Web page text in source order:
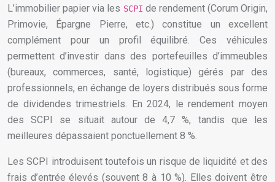
L’immobilier papier via les SCPI de rendement (Corum Origin,
Primovie, Épargne Pierre, etc.) constitue un excellent
complément pour un profil équilibré. Ces véhicules
permettent d’investir dans des portefeuilles d’immeubles
(bureaux, commerces, santé, logistique) gérés par des
professionnels, en échange de loyers distribués sous forme
de dividendes trimestriels. En 2024, le rendement moyen
des SCPI se situait autour de 4,7 %, tandis que les
meilleures dépassaient ponctuellement 8 %.
Les SCPI introduisent toutefois un risque de liquidité et des
frais d’entrée élevés (souvent 8 à 10 %). Elles doivent être